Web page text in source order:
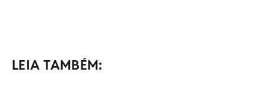
LEIA TAMBÉM: